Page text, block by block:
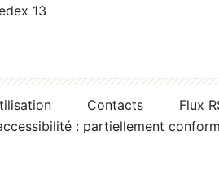
13
Contacts
Flux
: partiellement